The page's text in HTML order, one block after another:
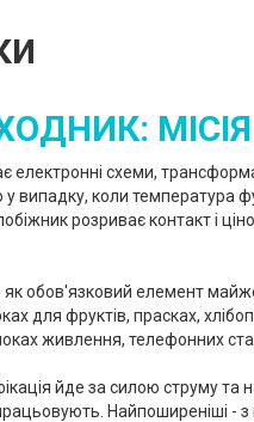
електронні схеми,
у випадку, коли температура
розриває контакт і
обов'язковий елемент майже
для фруктів, прасках,
живлення, телефонних
йде за силою струму та
Найпоширеніші -